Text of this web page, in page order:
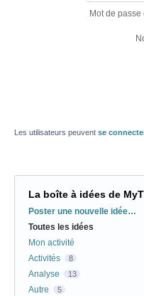
Mot de
Les utilisateurs peuvent se
La boîte à idées de
Catégories
Poster une nouvelle idée…
Toutes les idées
Mon activité
Activités
8
Analyse 13
Autre 5